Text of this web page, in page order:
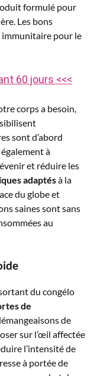
formulé pour
Les bons
pour le
60 jours <<<
corps a besoin,
sont d’abord
à
et réduire les
adaptésà la
du globe et
saines sont sans
au
du congélo
de
de
sur l’œil affectée
l’intensité de
à portée de